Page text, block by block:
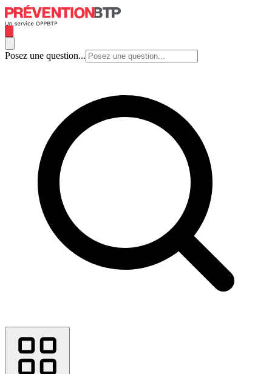
Posez une question...